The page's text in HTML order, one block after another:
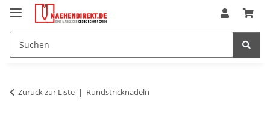
Zurück zur Liste Rundstricknadeln